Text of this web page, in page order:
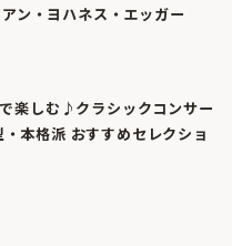
ン・ヨハネス・エッガー
楽しむ♪クラシックコンサー
本格派 おすすめセレクショ